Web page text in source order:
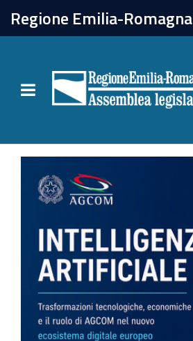
Regione Emilia-Romagna
Toggle navigation
chiudi
Le attività
Homepage